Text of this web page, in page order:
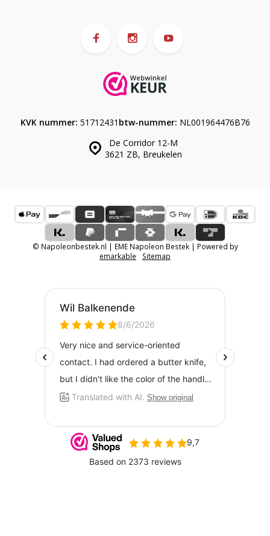
De Corridor 12-M
3621 ZB, Breukelen
KVK nummer: 51712431 btw-nummer: NL001964476B76
© Napoleonbestek.nl | EME Napoleon Bestek | Powered by
emarkable
Sitemap